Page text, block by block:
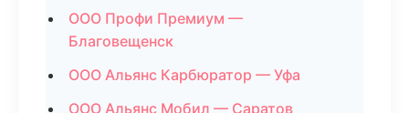
ООО Профи Премиум —
Благовещенск
ООО Альянс Карбюратор — Уфа
ООО Альянс Мобил — Саратов